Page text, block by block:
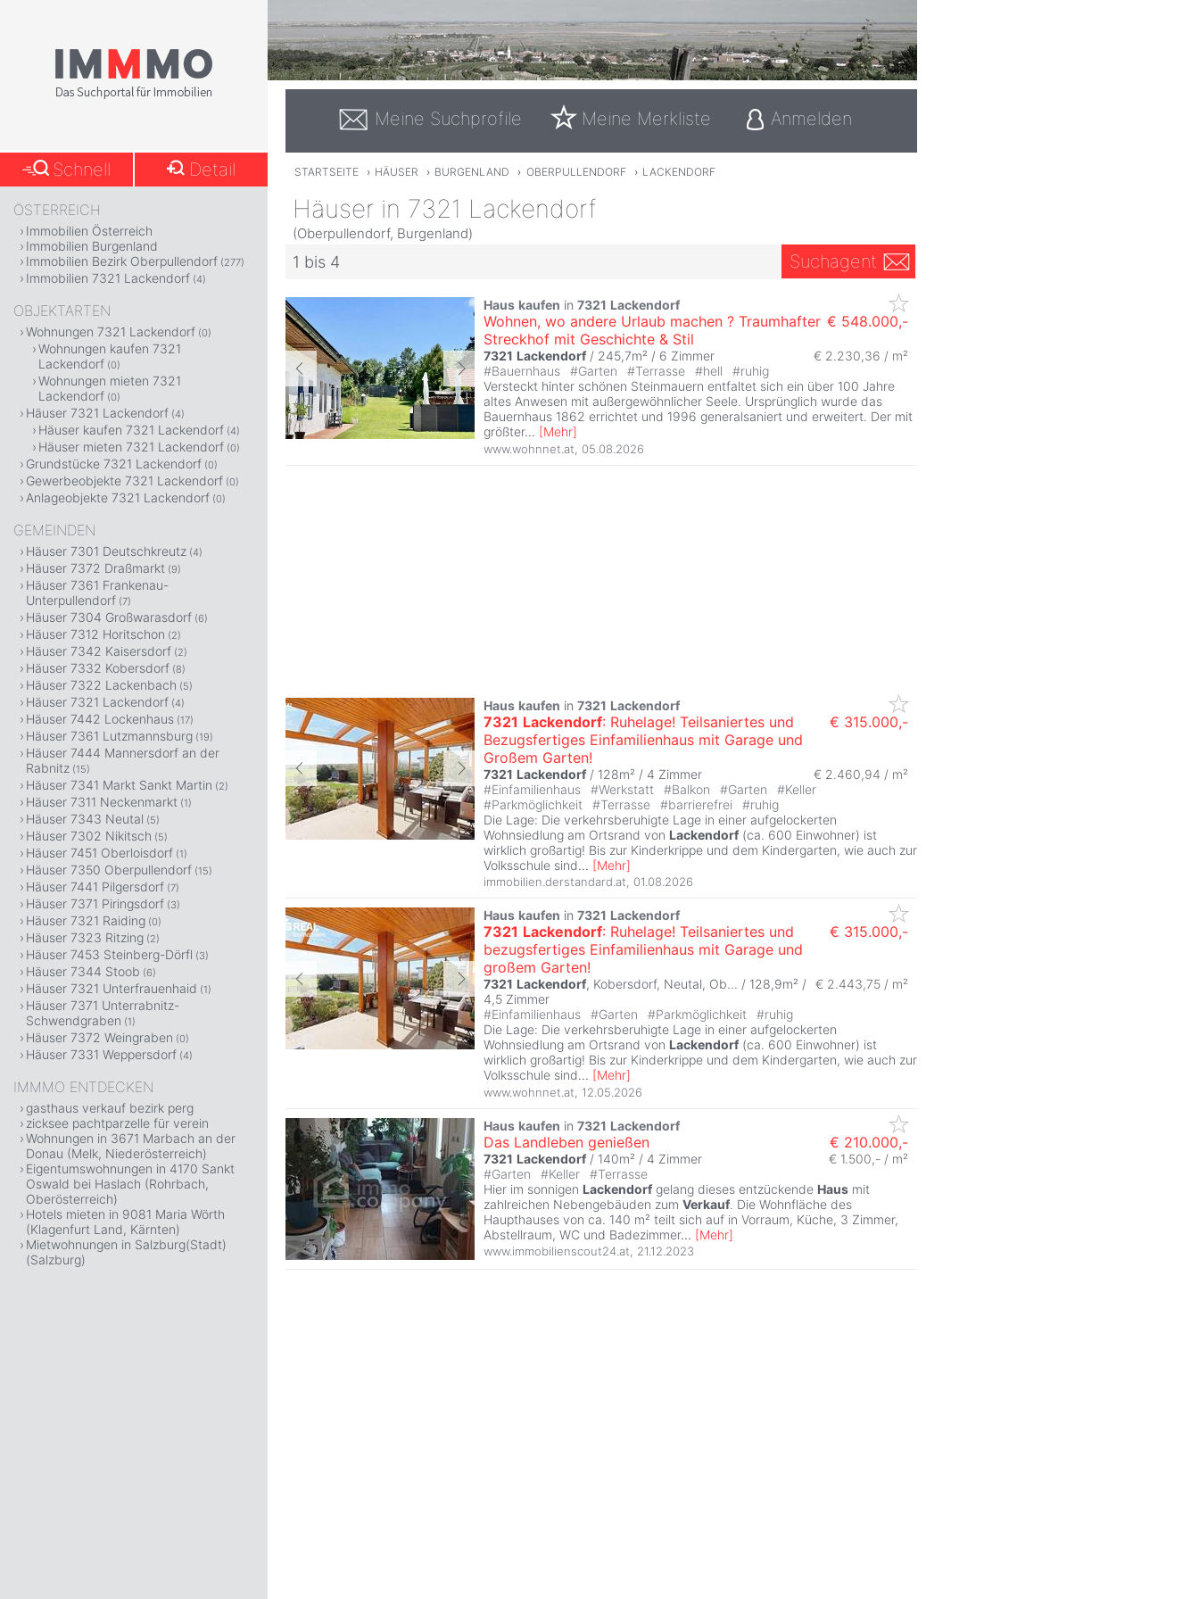
Meine Suchprofile Meine Merkliste Anmelden
STARTSEITE › HÄUSER › BURGENLAND › OBERPULLENDORF › LACKENDORF
Häuser in 7321 Lackendorf
(Oberpullendorf, Burgenland)
1 bis 4 Suchagent
Haus kaufen in 7321 Lackendorf
Wohnen, wo andere Urlaub machen ? Traumhafter
Streckhof mit Geschichte & Stil
€ 548.000,-
7321 Lackendorf / 245,7m² / 6 Zimmer € 2.230,36 / m²
#Bauernhaus #Garten #Terrasse #hell #ruhig
Versteckt hinter schönen Steinmauern entfaltet sich ein über 100 Jahre
altes Anwesen mit außergewöhnlicher Seele. Ursprünglich wurde das
Bauernhaus 1862 errichtet und 1996 generalsaniert und erweitert. Der mit
größter... [Mehr]
www.wohnnet.at 05.08.2026
Haus kaufen in 7321 Lackendorf
7321 Lackendorf: Ruhelage! Teilsaniertes und
Bezugsfertiges Einfamilienhaus mit Garage und
Großem Garten!
€ 315.000,-
7321 Lackendorf / 128m² / 4 Zimmer € 2.460,94 / m²
#Einfamilienhaus #Werkstatt #Balkon #Garten #Keller
#Parkmöglichkeit #Terrasse #barrierefrei #ruhig
Die Lage: Die verkehrsberuhigte Lage in einer aufgelockerten
Wohnsiedlung am Ortsrand von Lackendorf (ca. 600 Einwohner) ist
wirklich großartig! Bis zur Kinderkrippe und dem Kindergarten, wie auch zur
Volksschule sind... [Mehr]
immobilien.derstandard.at, 01.08.2026
Haus kaufen in 7321 Lackendorf
7321 Lackendorf: Ruhelage! Teilsaniertes und
bezugsfertiges Einfamilienhaus mit Garage und
großem Garten!
€ 315.000,-
7321 Lackendorf, Kobersdorf, Neutal, Ob... / 128,9m² /
4,5 Zimmer
€ 2.443,75 / m²
#Einfamilienhaus #Garten #Parkmöglichkeit #ruhig
Die Lage: Die verkehrsberuhigte Lage in einer aufgelockerten
Wohnsiedlung am Ortsrand von Lackendorf (ca. 600 Einwohner) ist
wirklich großartig! Bis zur Kinderkrippe und dem Kindergarten, wie auch zur
Volksschule sind... [Mehr]
www.wohnnet.at 12.05.2026
Haus kaufen in 7321 Lackendorf
Das Landleben genießen € 210.000,-
7321 Lackendorf / 140m² / 4 Zimmer
€ 1.500,- / m²
#Garten #Keller #Terrasse
Hier im sonnigen Lackendorf gelang dieses entzückende Haus mit
zahlreichen Nebengebäuden zum Verkauf. Die Wohnfläche des
Haupthauses von ca. 140 m² teilt sich auf in Vorraum, Küche, 3 Zimmer,
Abstellraum, WC und Badezimmer... [Mehr]
www.immobilienscout24.at, 21.12.2023
Schnell Detail
ÖSTERREICH
Immobilien Österreich
Immobilien Burgenland
Immobilien Bezirk Oberpullendorf (277)
Immobilien 7321 Lackendorf (4)
OBJEKTARTEN
Wohnungen 7321 Lackendorf (0)
Wohnungen kaufen 7321
Lackendorf (0)
Wohnungen mieten 7321
Lackendorf (0)
Häuser 7321 Lackendorf (4)
Häuser kaufen 7321 Lackendorf (4)
Häuser mieten 7321 Lackendorf (0)
Grundstücke 7321 Lackendorf (0)
Gewerbeobjekte 7321 Lackendorf (0)
Anlageobjekte 7321 Lackendorf (0)
GEMEINDEN
Häuser 7301 Deutschkreutz (4)
Häuser 7372 Draßmarkt (9)
Häuser 7361 Frankenau-
Unterpullendorf (7)
Häuser 7304 Großwarasdorf (6)
Häuser 7312 Horitschon (2)
Häuser 7342 Kaisersdorf (2)
Häuser 7332 Kobersdorf (8)
Häuser 7322 Lackenbach (5)
Häuser 7321 Lackendorf (4)
Häuser 7442 Lockenhaus (17)
Häuser 7361 Lutzmannsburg (19)
Häuser 7444 Mannersdorf an der
Rabnitz (15)
Häuser 7341 Markt Sankt Martin (2)
Häuser 7311 Neckenmarkt (1)
Häuser 7343 Neutal (5)
Häuser 7302 Nikitsch (5)
Häuser 7451 Oberloisdorf (1)
Häuser 7350 Oberpullendorf (15)
Häuser 7441 Pilgersdorf (7)
Häuser 7371 Piringsdorf (3)
Häuser 7321 Raiding (0)
Häuser 7323 Ritzing (2)
Häuser 7453 Steinberg-Dörfl (3)
Häuser 7344 Stoob (6)
Häuser 7321 Unterfrauenhaid (1)
Häuser 7371 Unterrabnitz-
Schwendgraben (1)
Häuser 7372 Weingraben (0)
Häuser 7331 Weppersdorf (4)
IMMMO ENTDECKEN
gasthaus verkauf bezirk perg
zicksee pachtparzelle für verein
Wohnungen in 3671 Marbach an der
Donau (Melk, Niederösterreich)
Eigentumswohnungen in 4170 Sankt
Oswald bei Haslach (Rohrbach,
Oberösterreich)
Hotels mieten in 9081 Maria Wörth
(Klagenfurt Land, Kärnten)
Mietwohnungen in Salzburg(Stadt)
(Salzburg)